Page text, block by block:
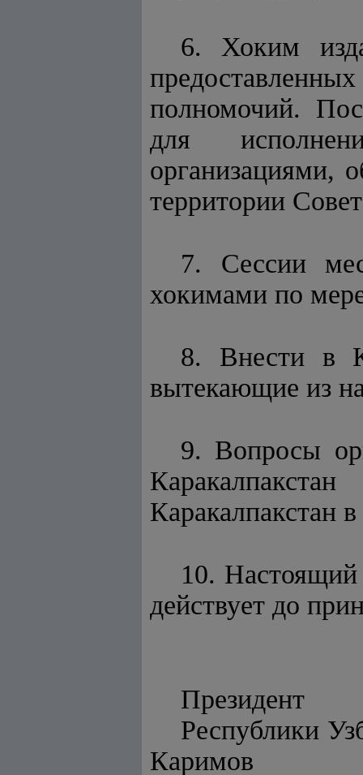
6. Хоким
полномочий.
для
организациями,
территории
7. Сессии
хокимами по
8. Внести в
вытекающие из
9. Вопросы
Каракалпакстан
10. Настоящий
действует до
Президент
Каримов